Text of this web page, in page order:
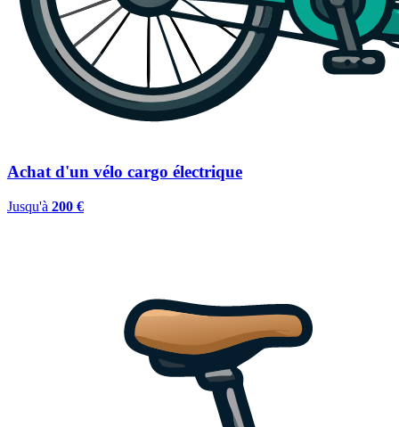
Achat d'un vélo cargo électrique
Jusqu'à 200 €